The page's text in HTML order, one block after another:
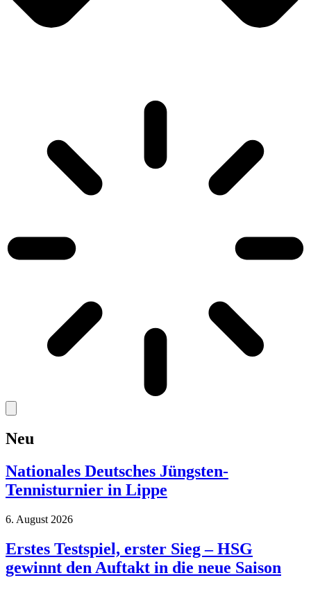
Neu
Nationales Deutsches Jüngsten-
Tennisturnier in Lippe
6. August 2026
Erstes Testspiel, erster Sieg – HSG
gewinnt den Auftakt in die neue Saison